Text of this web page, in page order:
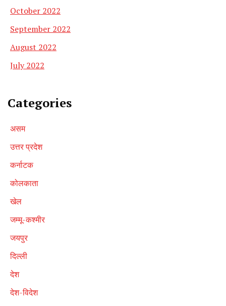
October 2022
September 2022
August 2022
July 2022
Categories
असम
उत्तर प्रदेश
कर्नाटक
कोलकाता
खेल
जम्मू-कश्मीर
जयपुर
दिल्ली
देश
देश-विदेश